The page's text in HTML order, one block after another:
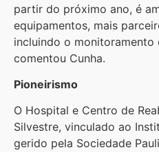
partir do próximo ano, é
equipamentos, mais
incluindo o monitoramento
comentou Cunha.
Pioneirismo
O Hospital e Centro de
Silvestre, vinculado ao
gerido pela Sociedade